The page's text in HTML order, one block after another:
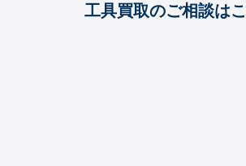
工具買取のご相談は